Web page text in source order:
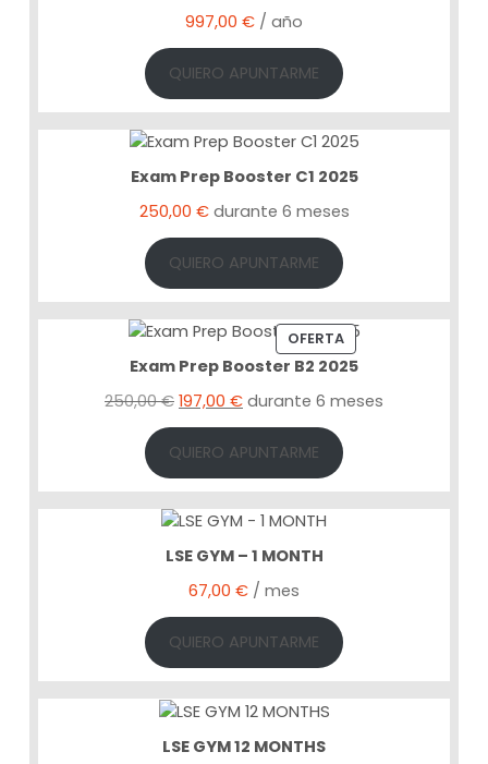
997,00 € / año
QUIERO APUNTARME
Exam Prep Booster C1 2025
250,00 € durante 6 meses
QUIERO APUNTARME
OFERTAP
R
D
C
O
E
T
Exam Prep Booster B2 2025
250,00€ E
l
p
r
c
i
i
g
i
a
197,00 €E
l
p
r
c
i
a
u
a
e
durante 6 meses
QUIERO APUNTARME
LSE GYM – 1 MONTH
67,00 € / mes
QUIERO APUNTARME
LSE GYM 12 MONTHS